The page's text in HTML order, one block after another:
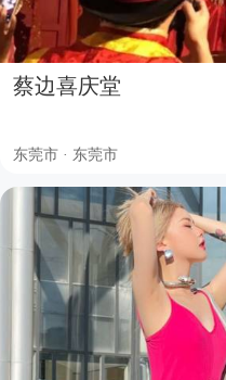
蔡边喜庆堂
东莞市 · 东莞市